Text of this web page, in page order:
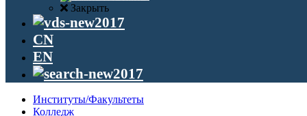
Закрыть
CN
EN
Институты/Факультеты
Колледж